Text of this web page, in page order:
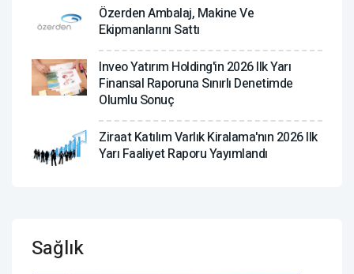
Özerden Ambalaj, Makine Ve
Ekipmanlarını Sattı
Inveo Yatırım Holding'in 2026 Ilk Yarı
Finansal Raporuna Sınırlı Denetimde
Olumlu Sonuç
Ziraat Katılım Varlık Kiralama'nın 2026 Ilk
Yarı Faaliyet Raporu Yayımlandı
Sağlık